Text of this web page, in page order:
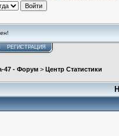
РЕГИСТРАЦИЯ
47 - Форум > Центр Статистики